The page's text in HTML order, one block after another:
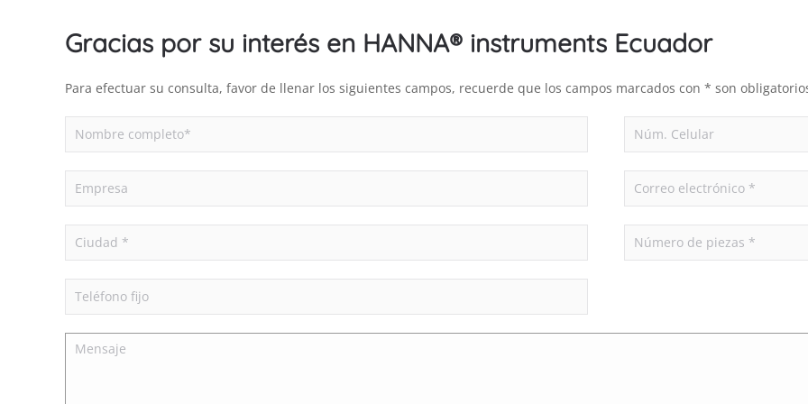
Gracias por su interés en HANNA® instruments Ecuador
Para efectuar su consulta, favor de llenar los siguientes campos, recuerde que los campos marcados con * son